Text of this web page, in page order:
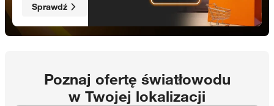
Sprawdź
Poznaj ofertę światłowodu
w Twojej lokalizacji